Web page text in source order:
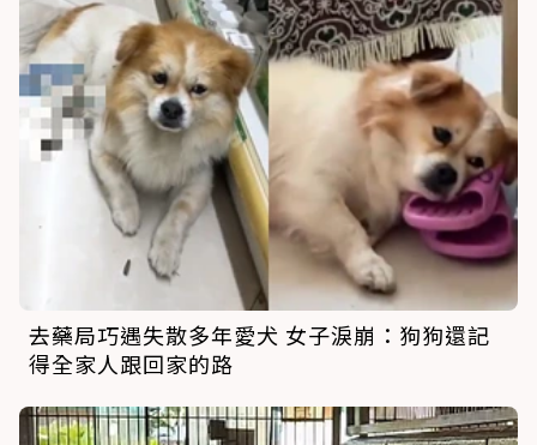
去藥局巧遇失散多年愛犬 女子淚崩：狗狗還記
得全家人跟回家的路